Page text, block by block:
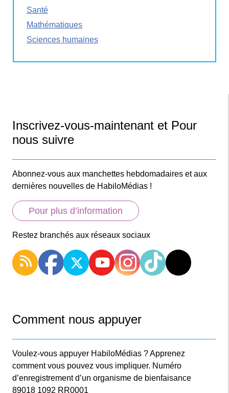
Santé
Mathématiques
Sciences humaines
Inscrivez-vous-maintenant et Pour
nous suivre
Abonnez-vous aux manchettes hebdomadaires et aux
dernières nouvelles de HabiloMédias !
Pour plus d’information
Restez branchés aux réseaux sociaux
Comment nous appuyer
Voulez-vous appuyer HabiloMédias ? Apprenez
comment vous pouvez vous impliquer. Numéro
d’enregistrement d’un organisme de bienfaisance
89018 1092 RR0001